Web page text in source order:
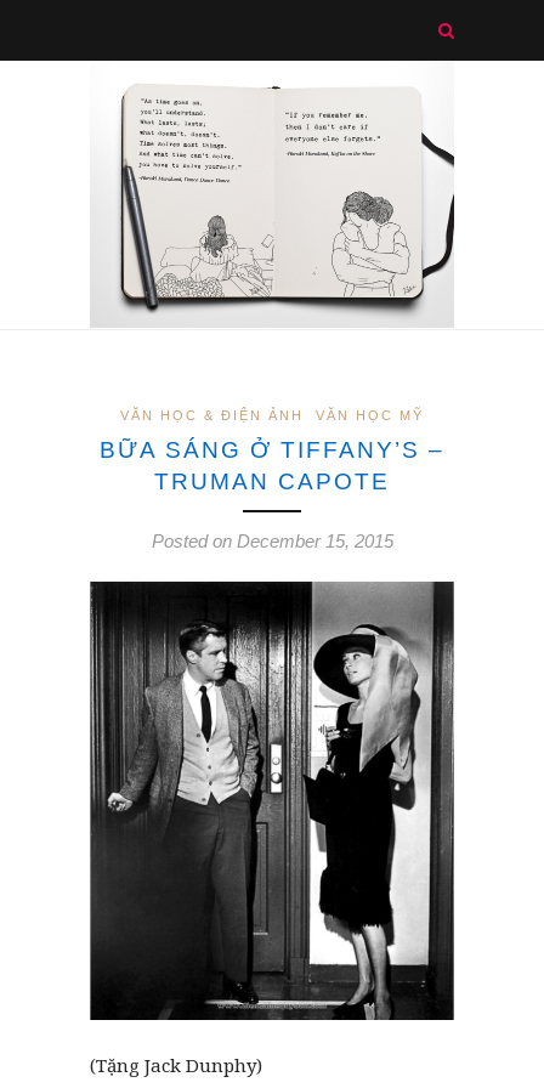
VĂN HỌC & ĐIỆN ẢNH VĂN HỌC MỸ
BỮA SÁNG Ở TIFFANY’S –
TRUMAN CAPOTE
Posted on December 15, 2015
(Tặng Jack Dunphy)